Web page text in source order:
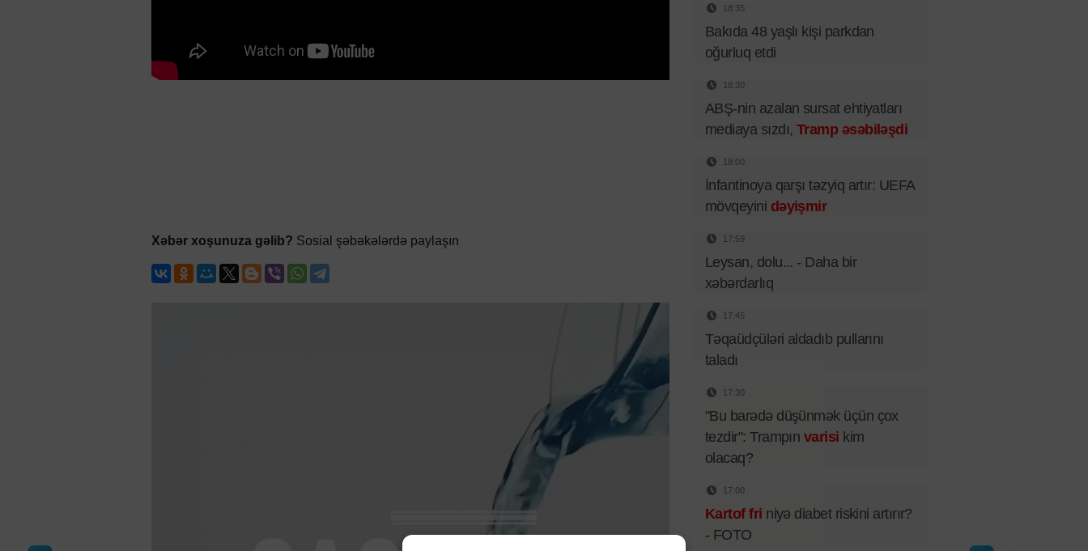
Xəbər xoşunuza gəlib? Sosial şəbəkələrdə paylaşın
18:35
Bakıda 48 yaşlı kişi parkdan
oğurluq etdi
18:30
ABŞ-nin azalan sursat ehtiyatları
mediaya sızdı, Tramp əsəbiləşdi
18:00
İnfantinoya qarşı təzyiq artır: UEFA
mövqeyini dəyişmir
17:59
Leysan, dolu... - Daha bir
xəbərdarlıq
17:45
Təqaüdçüləri aldadıb pullarını
taladı
17:30
"Bu barədə düşünmək üçün çox
tezdir": Trampın varisi kim
olacaq?
17:00
Kartof fri niyə diabet riskini artırır?
- FOTO